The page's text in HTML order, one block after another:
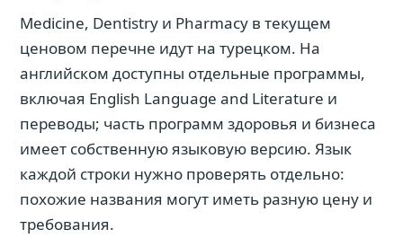
Medicine, Dentistry и Pharmacy в текущем
ценовом перечне идут на турецком. На
английском доступны отдельные программы,
включая English Language and Literature и
переводы; часть программ здоровья и бизнеса
имеет собственную языковую версию. Язык
каждой строки нужно проверять отдельно:
похожие названия могут иметь разную цену и
требования.